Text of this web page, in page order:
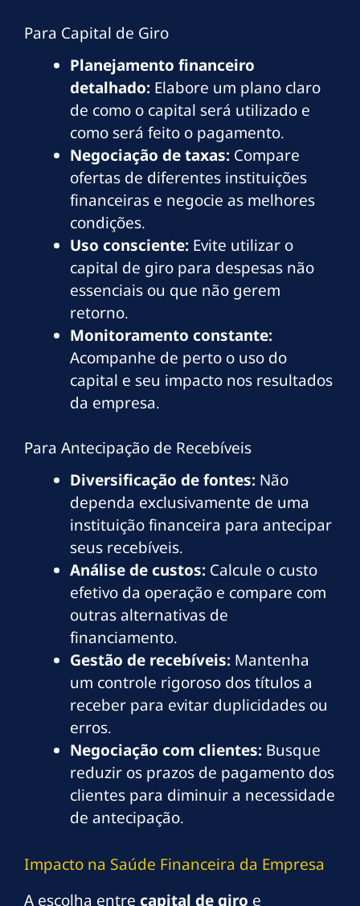
Para Capital de Giro
Planejamento financeiro
detalhado: Elabore um plano claro
de como o capital será utilizado e
como será feito o pagamento.
Negociação de taxas: Compare
ofertas de diferentes instituições
financeiras e negocie as melhores
condições.
Uso consciente: Evite utilizar o
capital de giro para despesas não
essenciais ou que não gerem
retorno.
Monitoramento constante:
Acompanhe de perto o uso do
capital e seu impacto nos resultados
da empresa.
Para Antecipação de Recebíveis
Diversificação de fontes: Não
dependa exclusivamente de uma
instituição financeira para antecipar
seus recebíveis.
Análise de custos: Calcule o custo
efetivo da operação e compare com
outras alternativas de
financiamento.
Gestão de recebíveis: Mantenha
um controle rigoroso dos títulos a
receber para evitar duplicidades ou
erros.
Negociação com clientes: Busque
reduzir os prazos de pagamento dos
clientes para diminuir a necessidade
de antecipação.
Impacto na Saúde Financeira da Empresa
A escolha entre capital de giro e